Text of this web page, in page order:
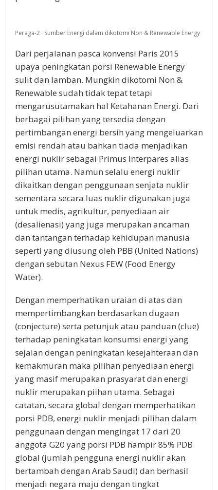
Peraga-2 : Sumber Energi dalam dikotomi Non & Renewable Energy
Dari perjalanan pasca konvensi Paris 2015
upaya peningkatan porsi Renewable Energy
sulit dan lamban. Mungkin dikotomi Non &
Renewable sudah tidak tepat tetapi
mengarusutamakan hal Ketahanan Energi. Dari
berbagai pilihan yang tersedia dengan
pertimbangan energi bersih yang mengeluarkan
emisi rendah atau bahkan tiada menjadikan
energi nuklir sebagai Primus Interpares alias
pilihan utama. Namun selalu energi nuklir
dikaitkan dengan penggunaan senjata nuklir
sementara secara luas nuklir digunakan juga
untuk medis, agrikultur, penyediaan air
(desalienasi) yang juga merupakan ancaman
dan tantangan terhadap kehidupan manusia
seperti yang diusung oleh PBB (United Nations)
dengan sebutan Nexus FEW (Food Energy
Water).
Dengan memperhatikan uraian di atas dan
mempertimbangkan berdasarkan dugaan
(conjecture) serta petunjuk atau panduan (clue)
terhadap peningkatan konsumsi energi yang
sejalan dengan peningkatan kesejahteraan dan
kemakmuran maka pilihan penyediaan energi
yang masif merupakan prasyarat dan energi
nuklir merupakan piihan utama. Sebagai
catatan, secara global dengan memperhatikan
porsi PDB, energi nuklir menjadi pilihan dalam
penggunaan dengan mengingat 17 dari 20
anggota G20 yang porsi PDB hampir 85% PDB
global (jumlah pengguna energi nuklir akan
bertambah dengan Arab Saudi) dan berhasil
menjadi negara maju dengan tingkat